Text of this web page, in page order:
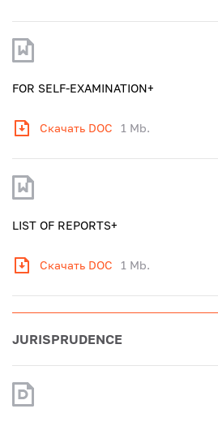
FOR SELF-EXAMINATION+
Скачать DOC 1 Mb.
LIST OF REPORTS+
Скачать DOC 1 Mb.
JURISPRUDENCE